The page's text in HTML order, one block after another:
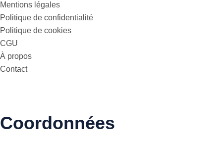
Mentions légales
Politique de confidentialité
Politique de cookies
CGU
À propos
Contact
Coordonnées